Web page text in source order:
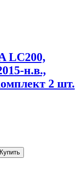
LC200,
н.в.,
2 шт.
Купить